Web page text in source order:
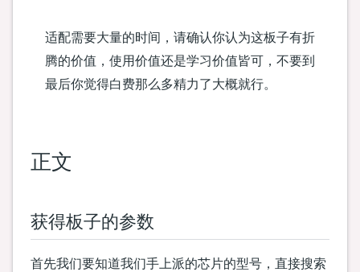
适配需要大量的时间，请确认你认为这板子有折
腾的价值，使用价值还是学习价值皆可，不要到
最后你觉得白费那么多精力了大概就行。
正文
获得板子的参数
首先我们要知道我们手上派的芯片的型号，直接搜索